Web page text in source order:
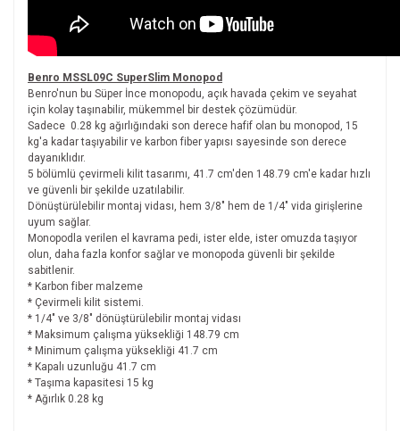
Benro MSSL09C SuperSlim Monopod
Benro'nun bu Süper İnce monopodu, açık havada çekim ve seyahat
için kolay taşınabilir, mükemmel bir destek çözümüdür.
Sadece 0.28 kg ağırlığındaki son derece hafif olan bu monopod, 15
kg'a kadar taşıyabilir ve karbon fiber yapısı sayesinde son derece
dayanıklıdır.
5 bölümlü çevirmeli kilit tasarımı, 41.7 cm'den 148.79 cm'e kadar hızlı
ve güvenli bir şekilde uzatılabilir.
Dönüştürülebilir montaj vidası, hem 3/8" hem de 1/4" vida girişlerine
uyum sağlar.
Monopodla verilen el kavrama pedi, ister elde, ister omuzda taşıyor
olun, daha fazla konfor sağlar ve monopoda güvenli bir şekilde
sabitlenir.
* Karbon fiber malzeme
* Çevirmeli kilit sistemi.
* 1/4" ve 3/8" dönüştürülebilir montaj vidası
* Maksimum çalışma yüksekliği 148.79 cm
* Minimum çalışma yüksekliği 41.7 cm
* Kapalı uzunluğu 41.7 cm
* Taşıma kapasitesi 15 kg
* Ağırlık 0.28 kg